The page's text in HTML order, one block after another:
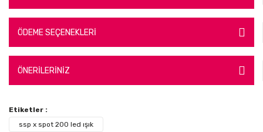
ÖDEME SEÇENEKLERİ
ÖNERİLERİNİZ
Etiketler :
ssp x spot 200 led ışık